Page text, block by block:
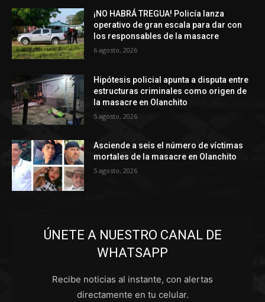
¡NO HABRÁ TREGUA! Policía lanza
operativo de gran escala para dar con
los responsables de la masacre
6 agosto, 2026
Hipótesis policial apunta a disputa entre
estructuras criminales como origen de
la masacre en Olanchito
5 agosto, 2026
Asciende a seis el número de víctimas
mortales de la masacre en Olanchito
5 agosto, 2026
ÚNETE A NUESTRO CANAL DE
WHATSAPP
Recibe noticias al instante, con alertas
directamente en tu celular.